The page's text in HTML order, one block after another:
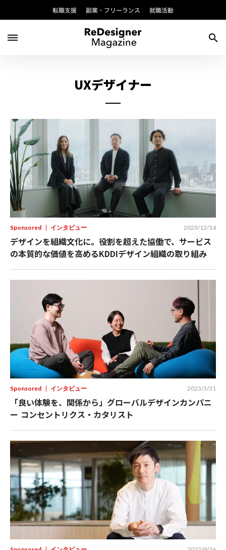
転職支援 副業・フリーランス 就職活動
dehaze search
UXデザイナー
Sponsored インタビュー 2023/12/14
デザインを組織文化に。役割を超えた協働で、サービス
の本質的な価値を高めるKDDIデザイン組織の取り組み
Sponsored インタビュー 2023/3/31
「良い体験を、関係から」グローバルデザインカンパニ
ー コンセントリクス・カタリスト